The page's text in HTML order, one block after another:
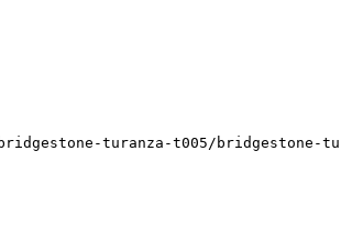
turanza-t005/bridgestone-